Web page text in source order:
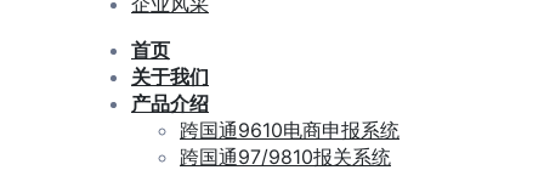
首页
关于我们
产品介绍
跨国通9610电商申报系统
跨国通97/9810报关系统